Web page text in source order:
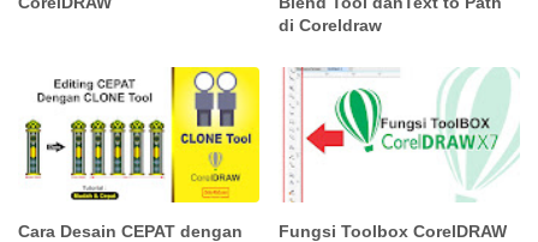
di Coreldraw
Cara Desain CEPAT dengan
Fungsi Toolbox CorelDRAW